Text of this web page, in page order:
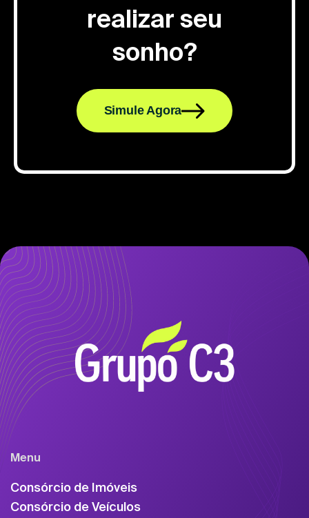
realizar seu
sonho?
Simule Agora
Menu
Consórcio de Imóveis
Consórcio de Veículos